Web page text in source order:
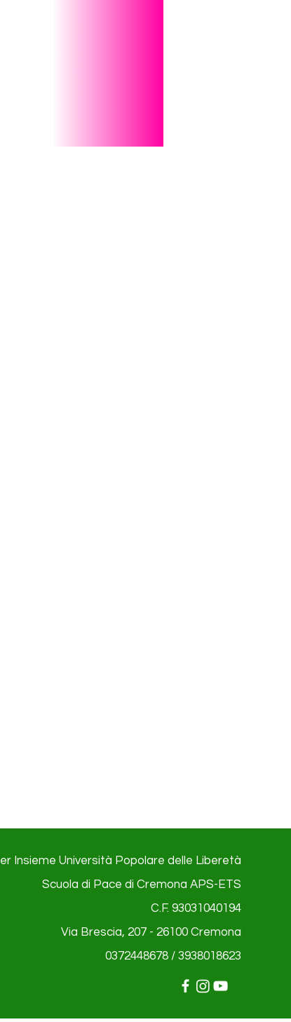
Insieme Università Popolare delle Liberetà
Scuola di Pace di Cremona APS-ETS
C.F. 93031040194
Via Brescia, 207 - 26100 Cremona
0372448678 / 3938018623